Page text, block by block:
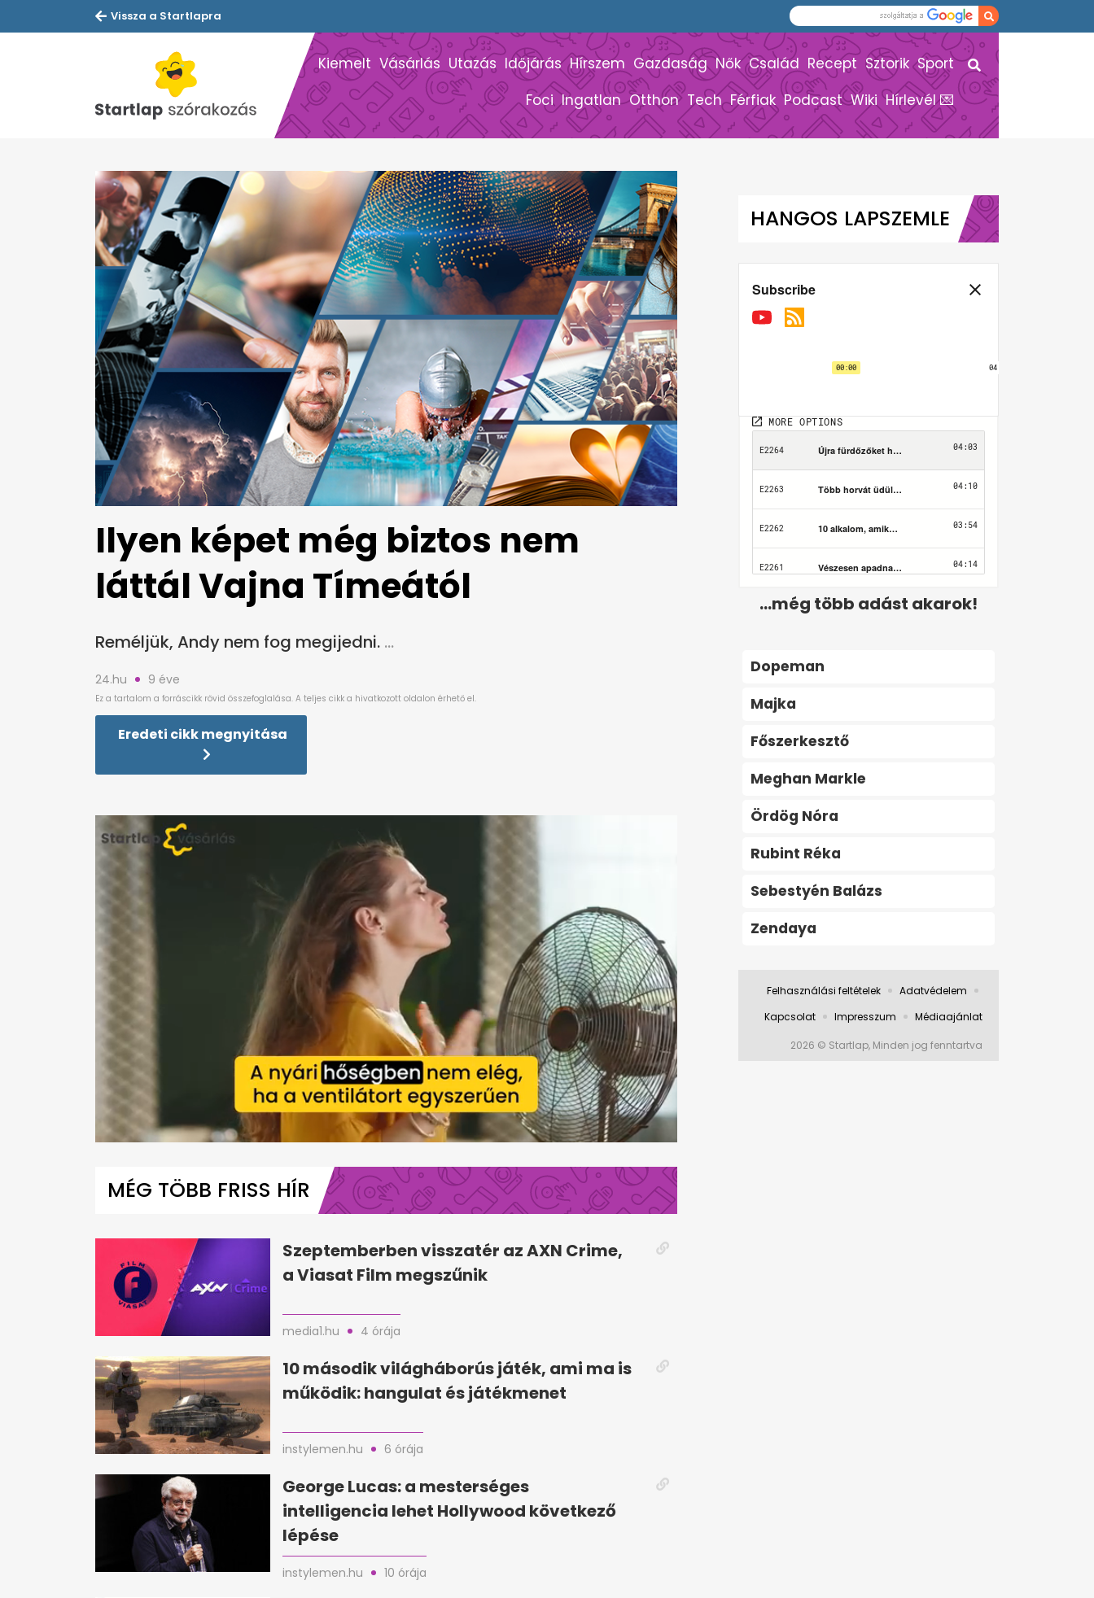
Vissza a Startlapra
Kiemelt Vásárlás Utazás Időjárás Hírszem Gazdaság Nők Család Recept Sztorik Sport
Foci Ingatlan Otthon Tech Férfiak Podcast Wiki Hírlevél 💌
Ilyen képet még biztos nem
láttál Vajna Tímeától
Reméljük, Andy nem fog megijedni.
24.hu 9 éve
Eredeti cikk megnyitása
minute,
0%
MÉG TÖBB FRISS HÍR
Szeptemberben visszatér az AXN Crime,
a Viasat Film megszűnik
media1.hu 4 órája
10 második világháborús játék, ami ma is
működik: hangulat és játékmenet
instylemen.hu 6 órája
George Lucas: a mesterséges
intelligencia lehet Hollywood következő
lépése
instylemen.hu 10 órája
HANGOS LAPSZEMLE
...még több adást akarok!
Dopeman
Majka
Főszerkesztő
Meghan Markle
Ördög Nóra
Rubint Réka
Sebestyén Balázs
Zendaya
Felhasználási feltételek
Adatvédelem
Kapcsolat
Impresszum Médiaajánlat
2026 © Startlap, Minden jog fenntartva